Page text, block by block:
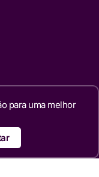
para uma melhor